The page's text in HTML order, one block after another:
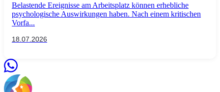
Belastende Ereignisse am Arbeitsplatz können erhebliche
psychologische Auswirkungen haben. Nach einem kritischen
Vorfa...
18.07.2026